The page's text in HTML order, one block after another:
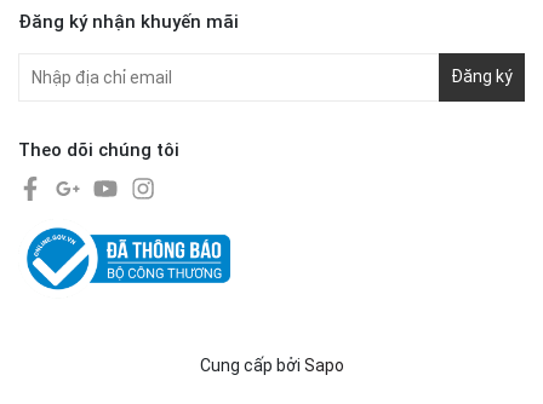
Đăng ký nhận khuyến mãi
Đăng ký
Theo dõi chúng tôi
Cung cấp bởi Sapo